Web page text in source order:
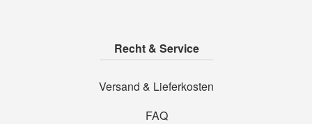
Recht & Service
Versand & Lieferkosten
FAQ